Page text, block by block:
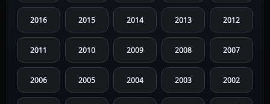
2016 2015 2014 2013 2012
2011 2010 2009 2008 2007
2006 2005 2004 2003 2002